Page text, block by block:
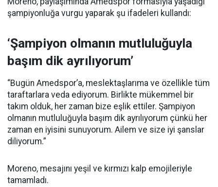
şampiyonluğa vurgu yaparak şu ifadeleri kullandı:
‘Şampiyon olmanın mutluluğuyla
başım dik ayrılıyorum’
“Bugün Amedspor’a, meslektaşlarıma ve özellikle tüm
taraftarlara veda ediyorum. Birlikte mükemmel bir
takım olduk, her zaman bize eşlik ettiler. Şampiyon
olmanın mutluluğuyla başım dik ayrılıyorum çünkü her
zaman en iyisini sunuyorum. Ailem ve size iyi şanslar
diliyorum.”
Moreno, mesajını yeşil ve kırmızı kalp emojileriyle
tamamladı.